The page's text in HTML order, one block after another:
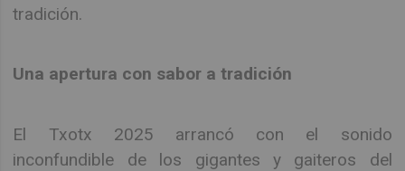
tradición.
Una apertura con sabor a tradición
El Txotx 2025 arrancó con el sonido
inconfundible de los gigantes y gaiteros del